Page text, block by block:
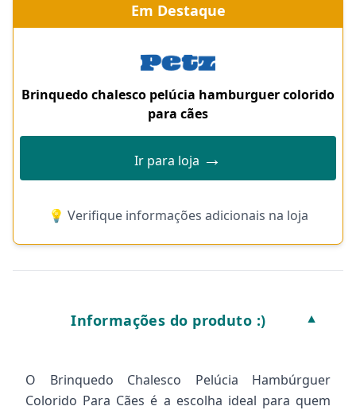
Em Destaque
Brinquedo chalesco pelúcia hamburguer colorido
para cães
Ir para loja →
💡 Verifique informações adicionais na loja
Informações do produto :) ▼
O Brinquedo Chalesco Pelúcia Hambúrguer
Colorido Para Cães é a escolha ideal para quem